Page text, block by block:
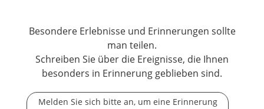
Besondere Erlebnisse und Erinnerungen sollte
man teilen.
Schreiben Sie über die Ereignisse, die Ihnen
besonders in Erinnerung geblieben sind.
Melden Sie sich bitte an, um eine Erinnerung